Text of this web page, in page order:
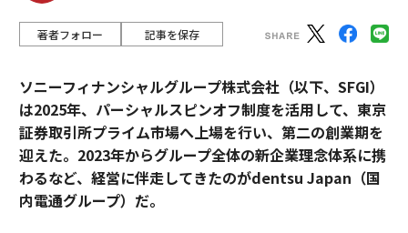
著者フォロー 記事を保存
ソニーフィナンシャルグループ株式会社（以下、SFGI）
は2025年、パーシャルスピンオフ制度を活用して、東京
証券取引所プライム市場へ上場を行い、第二の創業期を
迎えた。2023年からグループ全体の新企業理念体系に携
わるなど、経営に伴走してきたのがdentsu Japan（国
内電通グループ）だ。